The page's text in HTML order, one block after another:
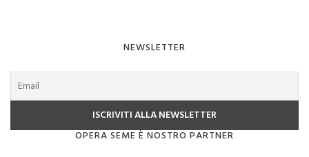
NEWSLETTER
OPERA SEME È NOSTRO PARTNER